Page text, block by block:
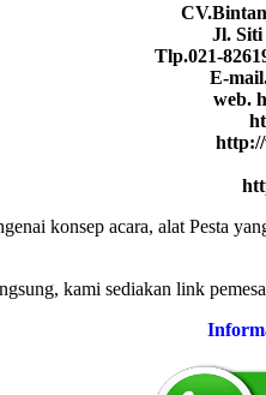
Jl.
Tlp.021-
E-
web.
konsep acara, alat Pesta
kami sediakan link